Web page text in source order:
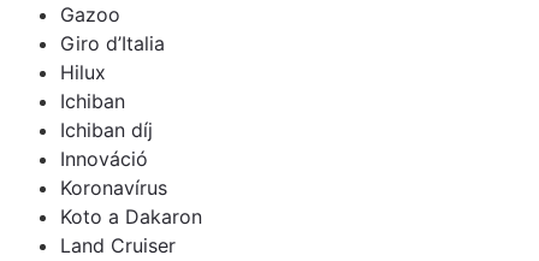
Gazoo
Giro d’Italia
Hilux
Ichiban
Ichiban díj
Innováció
Koronavírus
Koto a Dakaron
Land Cruiser